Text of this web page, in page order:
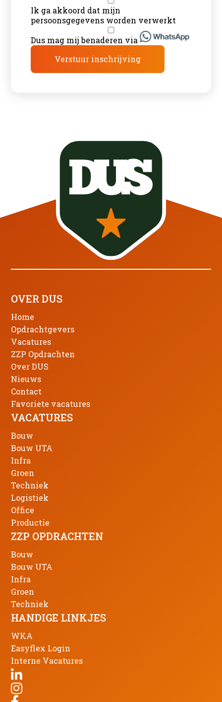
Ik ga akkoord dat mijn
persoonsgegevens worden verwerkt
Dus mag mij benaderen via
Verstuur inschrijving
OVER DUS
Home
Opdrachtgevers
Vacatures
ZZP Opdrachten
Over DUS
Nieuws
Contact
Favoriete vacatures
VACATURES
Bouw
Bouw UTA
Infra
Groen
Techniek
Logistiek
Office
Productie
ZZP OPDRACHTEN
Bouw
Bouw UTA
Infra
Groen
Techniek
HANDIGE LINKJES
WKA
Easyflex Login
Interne Vacatures